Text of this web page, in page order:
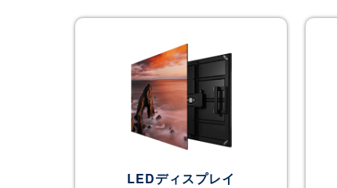
LEDディスプレイ